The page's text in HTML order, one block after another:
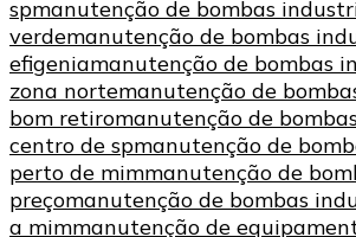
spmanutenção de bombas
verdemanutenção de bombas
efigeniamanutenção de bombas
zona nortemanutenção de
bom retiromanutenção de
centro de spmanutenção de
perto de mimmanutenção de
preçomanutenção de bombas
a mimmanutenção de